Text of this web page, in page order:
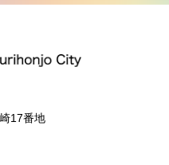
17番地